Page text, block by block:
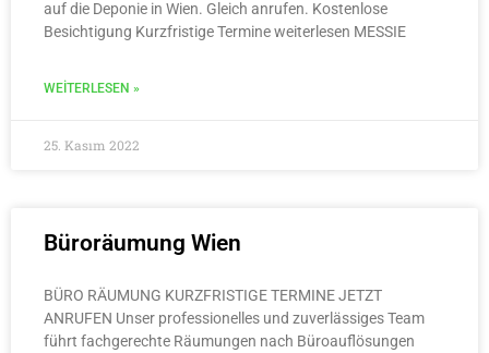
auf die Deponie in Wien. Gleich anrufen. Kostenlose
Besichtigung Kurzfristige Termine weiterlesen MESSIE
WEITERLESEN »
25. Kasım 2022
Büroräumung Wien
BÜRO RÄUMUNG KURZFRISTIGE TERMINE JETZT
ANRUFEN Unser professionelles und zuverlässiges Team
führt fachgerechte Räumungen nach Büroauflösungen